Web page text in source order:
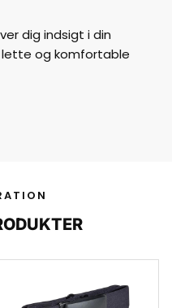
dig indsigt i din
og komfortable